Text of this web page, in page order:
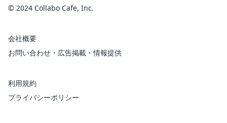
© 2024 Collabo Cafe, Inc.
会社概要
お問い合わせ・広告掲載・情報提供
利用規約
プライバシーポリシー